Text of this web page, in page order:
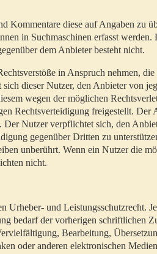
Kommentare diese auf Angaben zu
in Suchmaschinen erfasst werden.
dem Anbieter besteht nicht.
in Anspruch nehmen, die
dieser Nutzer, den Anbieter von
wegen der möglichen
Rechtsverteidigung freigestellt. Der
Der Nutzer verpflichtet sich, den
gegenüber Dritten zu
unberührt. Wenn ein Nutzer die
nicht.
Urheber- und Leistungsschutzrecht.
bedarf der vorherigen schriftlichen
Bearbeitung,
oder anderen elektronischen